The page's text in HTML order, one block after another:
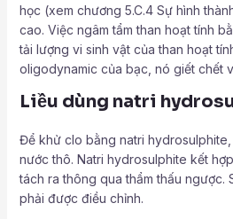
học (xem chương 5.C.4 Sự hình
cao. Việc ngâm tẩm than hoạt tính
tải lượng vi sinh vật của than hoạt
oligodynamic của bạc, nó giết chết
Liều dùng natri
Để khử clo bằng natri
nước thô. Natri hydrosulphite kết
tách ra thông qua thẩm thấu ngược.
phải được điều chỉnh.